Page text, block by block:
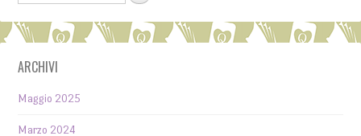
ARCHIVI
Maggio 2025
Marzo 2024